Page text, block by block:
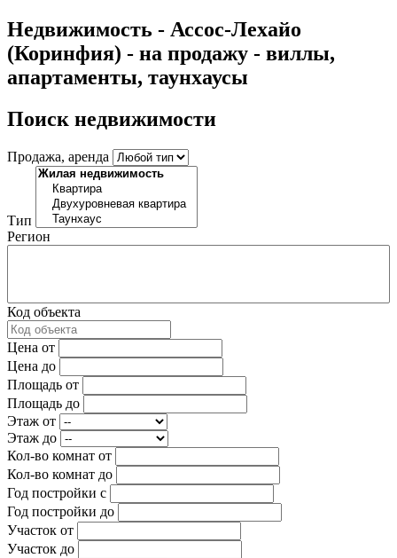
Недвижимость - Ассос-Лехайо
(Коринфия) - на продажу - виллы,
апартаменты, таунхаусы
Поиск недвижимости
Продажа, аренда
Тип
Регион
Код объекта
Цена от
Цена до
Площадь от
Площадь до
Этаж от
Этаж до
Кол-во комнат от
Кол-во комнат до
Год постройки с
Год постройки до
Участок от
Участок до